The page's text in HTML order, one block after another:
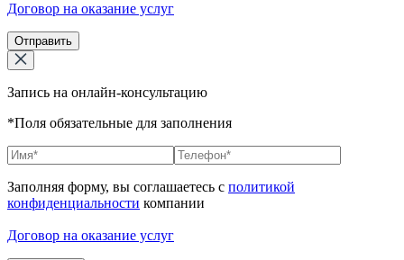
Договор на оказание услуг
Отправить
Запись на онлайн-консультацию
*Поля обязательные для заполнения
Заполняя форму, вы соглашаетесь с политикой
конфиденциальности компании
Договор на оказание услуг